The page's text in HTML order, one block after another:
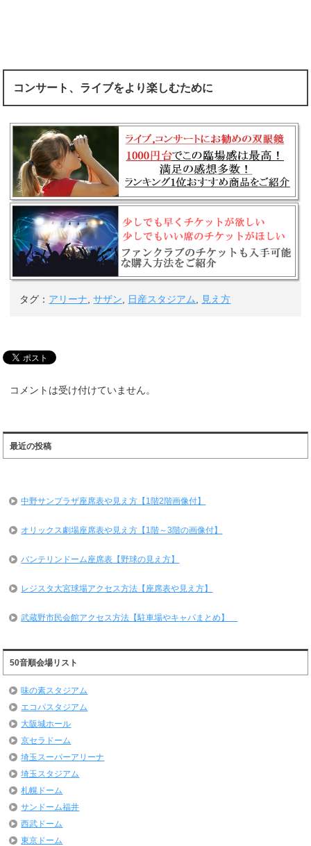
コンサート、ライブをより楽しむために
タグ： アリーナ,サザン, 日産スタジアム, 見え方
コメントは受け付けていません。
最近の投稿
中野サンプラザ座席表や見え方【1階2階画像付】
オリックス劇場座席表や見え方【1階～3階の画像付】
バンテリンドーム座席表【野球の見え方】
レジスタ大宮球場アクセス方法【座席表や見え方】
武蔵野市民会館アクセス方法【駐車場やキャパまとめ】
50音順会場リスト
味の素スタジアム
エコパスタジアム
大阪城ホール
京セラドーム
埼玉スーパーアリーナ
埼玉スタジアム
札幌ドーム
サンドーム福井
西武ドーム
東京ドーム